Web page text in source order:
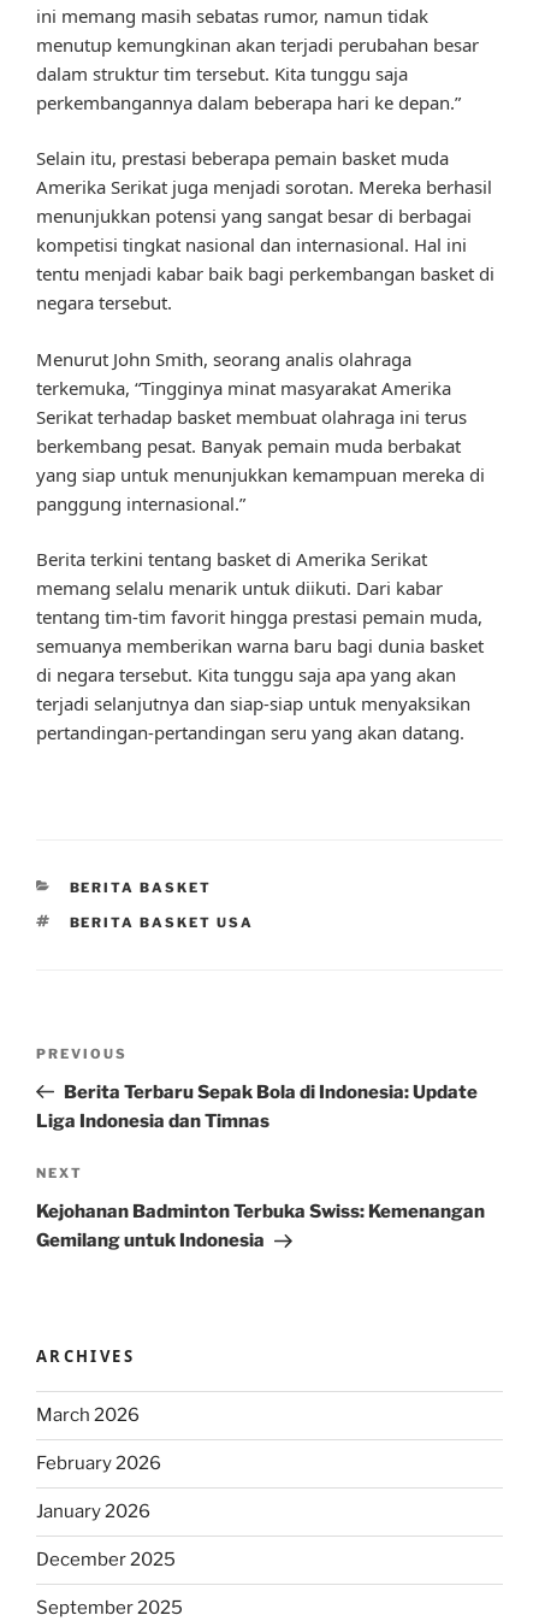
ini memang masih sebatas rumor, namun tidak
menutup kemungkinan akan terjadi perubahan besar
dalam struktur tim tersebut. Kita tunggu saja
perkembangannya dalam beberapa hari ke depan.”
Selain itu, prestasi beberapa pemain basket muda
Amerika Serikat juga menjadi sorotan. Mereka berhasil
menunjukkan potensi yang sangat besar di berbagai
kompetisi tingkat nasional dan internasional. Hal ini
tentu menjadi kabar baik bagi perkembangan basket di
negara tersebut.
Menurut John Smith, seorang analis olahraga
terkemuka, “Tingginya minat masyarakat Amerika
Serikat terhadap basket membuat olahraga ini terus
berkembang pesat. Banyak pemain muda berbakat
yang siap untuk menunjukkan kemampuan mereka di
panggung internasional.”
Berita terkini tentang basket di Amerika Serikat
memang selalu menarik untuk diikuti. Dari kabar
tentang tim-tim favorit hingga prestasi pemain muda,
semuanya memberikan warna baru bagi dunia basket
di negara tersebut. Kita tunggu saja apa yang akan
terjadi selanjutnya dan siap-siap untuk menyaksikan
pertandingan-pertandingan seru yang akan datang.
CATEGORIES
BERITA BASKET
TAGS
BERITA BASKET USA
Previous
Post
PREVIOUS
Berita Terbaru Sepak Bola di Indonesia: Update
Liga Indonesia dan Timnas
Next
Post
NEXT
Kejohanan Badminton Terbuka Swiss: Kemenangan
Gemilang untuk Indonesia
ARCHIVES
March 2026
February 2026
January 2026
December 2025
September 2025